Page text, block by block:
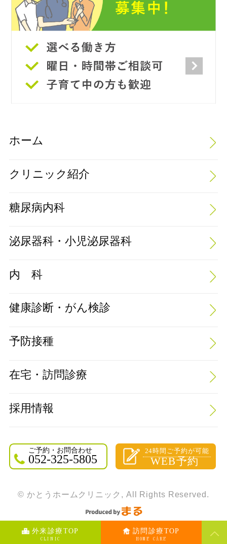
ホーム
クリニック紹介
糖尿病内科
泌尿器科・小児泌尿器科
内 科
健康診断・がん検診
予防接種
在宅・訪問診療
採用情報
ご予約・お問合わせ
052-325-5805
24時間ご予約が可能
WEB予約
外来診療TOP
CLINIC
訪問診療TOP
HOME CARE
© かとうホームクリニック, All Rights Reserved.